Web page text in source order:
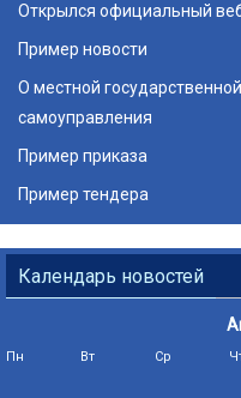
Открылся официальный
Пример новости
О местной
самоуправления
Пример приказа
Пример тендера
Календарь новостей
Пн Вт Ср